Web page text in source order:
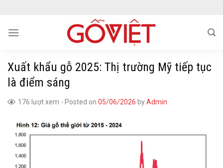
content
Xuất khẩu gỗ 2025: Thị trường Mỹ tiếp tục
là điểm sáng
176 lượt xem - Posted on 05/06/2026 byAdmin